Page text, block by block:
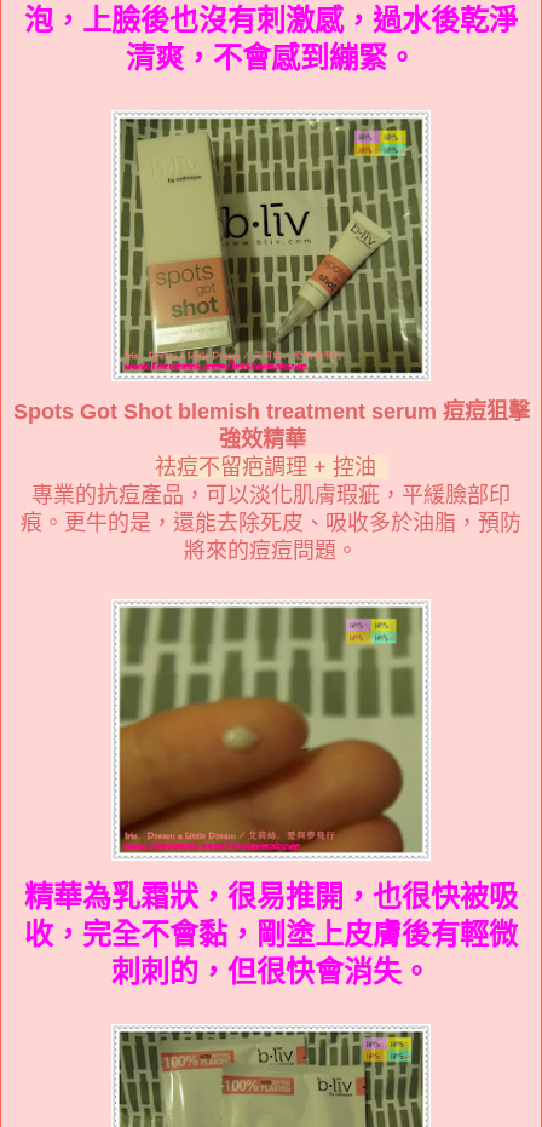
泡，上臉後也沒有刺激感，過水後乾淨
清爽，不會感到繃緊。
Spots Got Shot blemish treatment serum 痘痘狙擊
強效精華
祛痘不留疤調理 + 控油
專業的抗痘產品，可以淡化肌膚瑕疵，平緩臉部印
痕。更牛的是，還能去除死皮、吸收多於油脂，預防
將來的痘痘問題。
精華為乳霜狀，很易推開，也很快被吸
收，完全不會黏，剛塗上皮膚後有輕微
刺刺的，但很快會消失。